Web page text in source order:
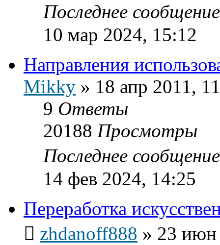
Последнее
10 мар 2024, 15:12
Направления
Mikky » 18 апр 2011,
9 Ответы
20188 Просмотры
Последнее
14 фев 2024, 14:25
Переработка
zhdanoff888 » 23 июн